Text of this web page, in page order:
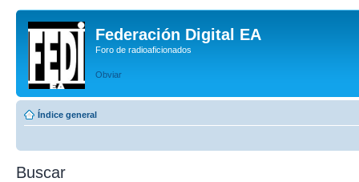
Federación Digital EA
Foro de radioaficionados
Obviar
Índice general
Buscar